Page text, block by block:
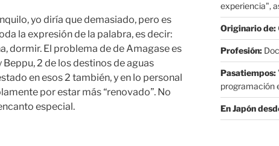
yo diría que demasiado, pero es
la expresión de la palabra, es decir:
dormir. El problema de de Amagase es
2 de los destinos de aguas
en esos 2 también, y en lo personal
por estar más “renovado”. No
especial.
experiencia",
Originario de:
Profesión:
Pasatiempos:
programación
En Japón